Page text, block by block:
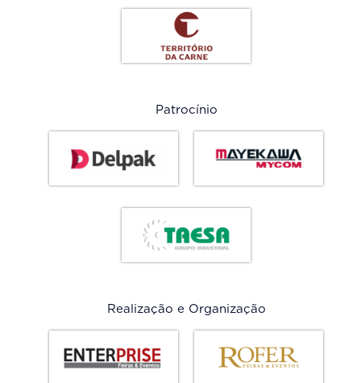
Patrocínio
Realização e Organização